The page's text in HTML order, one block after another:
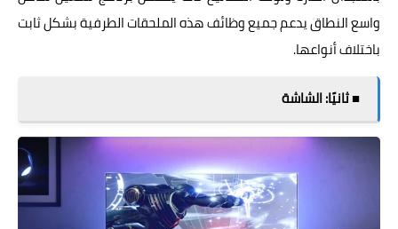
واسع النطاق يدعم جميع وظائف هذه الملحقات الطرفية بشكل ثابت
باختلاف أنواعها.
■ ثانيًا: الشاشة